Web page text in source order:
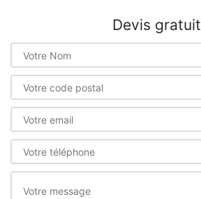
Devis gratuit